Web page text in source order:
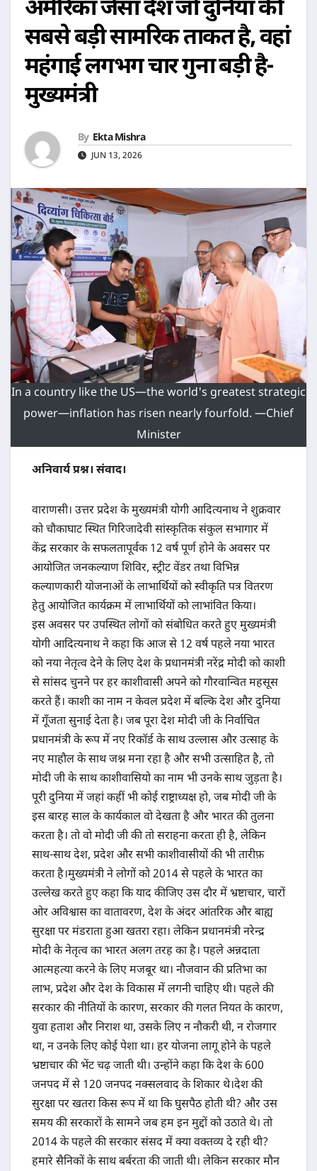
अमेरिका जैसा देश जो दुनिया की
सबसे बड़ी सामरिक ताकत है, वहां
महंगाई लगभग चार गुना बड़ी है-
मुख्यमंत्री
By Ekta Mishra
JUN 13, 2026
In a country like the US—the world's greatest strategic
power—inflation has risen nearly fourfold. —Chief
Minister
अनिवार्य प्रश्न। संवाद।
वाराणसी। उत्तर प्रदेश के मुख्यमंत्री योगी आदित्यनाथ ने शुक्रवार
को चौकाघाट स्थित गिरिजादेवी सांस्कृतिक संकुल सभागार में
केंद्र सरकार के सफलतापूर्वक 12 वर्ष पूर्ण होने के अवसर पर
आयोजित जनकल्याण शिविर, स्ट्रीट वेंडर तथा विभिन्न
कल्याणकारी योजनाओं के लाभार्थियों को स्वीकृति पत्र वितरण
हेतु आयोजित कार्यक्रम में लाभार्थियों को लाभांवित किया।
इस अवसर पर उपस्थित लोगों को संबोधित करते हुए मुख्यमंत्री
योगी आदित्यनाथ ने कहा कि आज से 12 वर्ष पहले नया भारत
को नया नेतृत्व देने के लिए देश के प्रधानमंत्री नरेंद्र मोदी को काशी
से सांसद चुनने पर हर काशीवासी अपने को गौरवान्वित महसूस
करते हैं। काशी का नाम न केवल प्रदेश में बल्कि देश और दुनिया
में गूँजता सुनाई देता है। जब पूरा देश मोदी जी के निर्वाचित
प्रधानमंत्री के रूप में नए रिकॉर्ड के साथ उल्लास और उत्साह के
नए माहौल के साथ जश्न मना रहा है और सभी उत्साहित है, तो
मोदी जी के साथ काशीवासियो का नाम भी उनके साथ जुड़ता है।
पूरी दुनिया में जहां कहीं भी कोई राष्ट्राध्यक्ष हो, जब मोदी जी के
इस बारह साल के कार्यकाल वो देखता है और भारत की तुलना
करता है। तो वो मोदी जी की तो सराहना करता ही है, लेकिन
साथ-साथ देश, प्रदेश और सभी काशीवासीयों की भी तारीफ़
करता है।मुख्यमंत्री ने लोगों को 2014 से पहले के भारत का
उल्लेख करते हुए कहा कि याद कीजिए उस दौर में भ्रष्टाचार, चारों
ओर अविश्वास का वातावरण, देश के अंदर आंतरिक और बाह्य
सुरक्षा पर मंडराता हुआ खतरा रहा। लेकिन प्रधानमंत्री नरेन्द्र
मोदी के नेतृत्व का भारत अलग तरह का है। पहले अन्नदाता
आत्महत्या करने के लिए मजबूर था। नौजवान की प्रतिभा का
लाभ, प्रदेश और देश के विकास में लगनी चाहिए थी। पहले की
सरकार की नीतियों के कारण, सरकार की गलत नियत के कारण,
युवा हताश और निराश था, उसके लिए न नौकरी थी, न रोजगार
था, न उनके लिए कोई पेशा था। हर योजना लागू होने के पहले
भ्रष्टाचार की भेंट चढ़ जाती थी। उन्होंने कहा कि देश के 600
जनपद में से 120 जनपद नक्सलवाद के शिकार थे।देश की
सुरक्षा पर खतरा किस रूप में था कि घुसपैठ होती थी? और उस
समय की सरकारों के सामने जब हम इन मुद्दों को उठाते थे। तो
2014 के पहले की सरकार संसद में क्या वक्तव्य दे रही थी?
हमारे सैनिकों के साथ बर्बरता की जाती थी। लेकिन सरकार मौन